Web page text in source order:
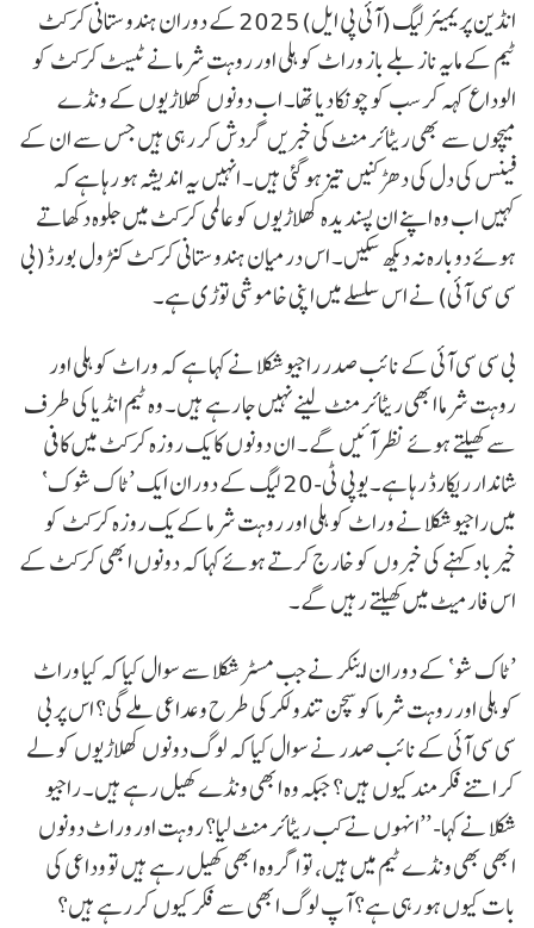
انڈین پریمیئر لیگ (آئی پی ایل) 2025 کے دوران ہندوستانی کرکٹ
ٹیم کے مایہ ناز بلے باز وراٹ کوہلی اور روہت شرما نے ٹیسٹ کرکٹ کو
الوداع کہہ کر سب کو چونکا دیا تھا۔ اب دونوں کھلاڑیوں کے ونڈے
میچوں سے بھی ریٹائرمنٹ کی خبریں گردش کر رہی ہیں جس سے ان کے
فینس کی دل کی دھڑکنیں تیز ہو گئی ہیں۔ انہیں یہ اندیشہ ہو رہا ہے کہ
کہیں اب وہ اپنے ان پسندیدہ کھلاڑیوں کو عالمی کرکٹ میں جلوہ دکھاتے
ہوئے دوبارہ نہ دیکھ سکیں۔ اس درمیان ہندوستانی کرکٹ کنٹرول بورڈ (بی
سی سی آئی) نے اس سلسلے میں اپنی خاموشی توڑی ہے۔
بی سی سی آئی کے نائب صدر راجیو شکلا نے کہا ہے کہ وراٹ کوہلی اور
روہت شرما ابھی ریٹائرمنٹ لینے نہیں جا رہے ہیں۔ وہ ٹیم انڈیا کی طرف
سے کھیلتے ہوئے نظر آئیں گے۔ ان دونوں کا یک روزہ کرکٹ میں کافی
شاندار ریکارڈ رہا ہے۔ یوپی ٹی-20 لیگ کے دوران ایک ’ٹاک شوک‘
میں راجیو شکلا نے وراٹ کوہلی اور روہت شرما کے یک روزہ کرکٹ کو
خیرباد کہنے کی خبروں کو خارج کرتے ہوئے کہا کہ دونوں ابھی کرکٹ کے
اس فارمیٹ میں کھیلتے رہیں گے۔
’ٹاک شو‘ کے دوران اینکر نے جب مسٹر شکلا سے سوال کیا کہ کیا وراٹ
کوہلی اور روہت شرما کو سچن تندولکر کی طرح وعداعی ملے گی؟ اس پر بی
سی سی آئی کے نائب صدر نے سوال کیا کہ لوگ دونوں کھلاڑیوں کو لے
کر اتنے فکرمند کیوں ہیں؟ جبکہ وہ ابھی ونڈے کھیل رہے ہیں۔ راجیو
شکلا نے کہا- ’’انہوں نے کب ریٹائرمنٹ لیا؟ روہت اور وراٹ دونوں
ابھی بھی ونڈے ٹیم میں ہیں، تو اگر وہ ابھی کھیل رہے ہیں تو وداعی کی
بات کیوں ہو رہی ہے؟ آپ لوگ ابھی سے فکر کیوں کر رہے ہیں؟